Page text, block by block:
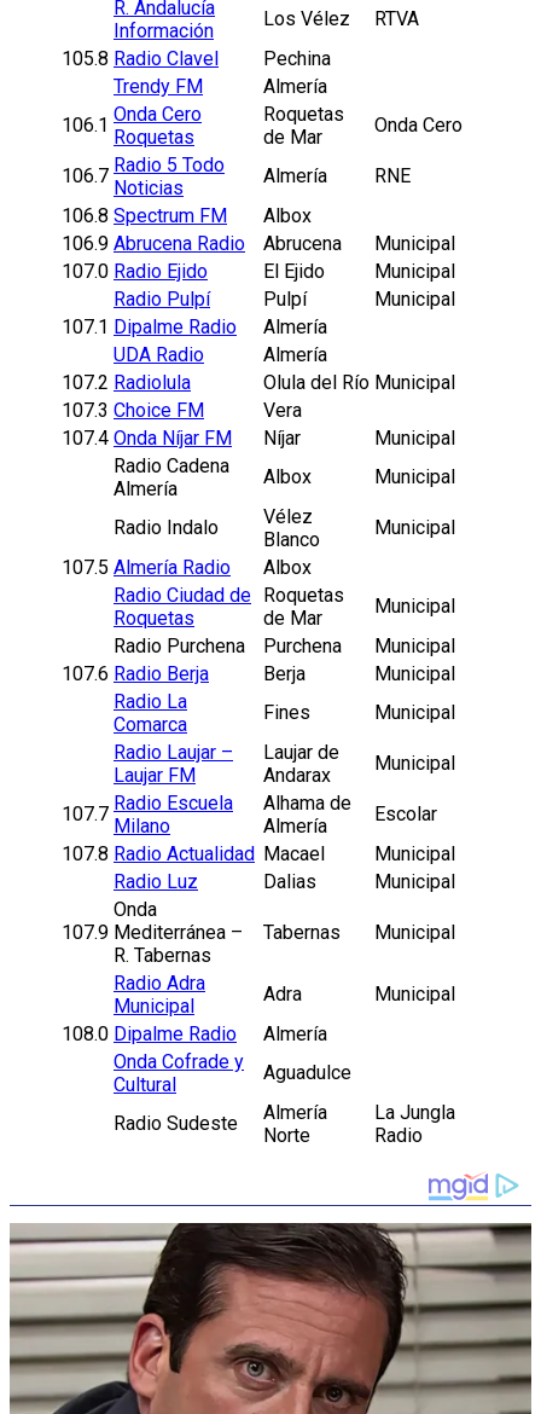
R. Andalucía
Información
Los Vélez
RTVA
105.8 Radio Clavel
Pechina
Trendy FM
Almería
106.1 Onda Cero
Roquetas
Roquetas
de Mar
Onda Cero
106.7 Radio 5 Todo
Noticias
Almería
RNE
106.8 Spectrum FM
Albox
106.9 Abrucena Radio Abrucena
Municipal
107.0 Radio Ejido El Ejido
Municipal
Radio Pulpí
Pulpí
Municipal
107.1 Dipalme Radio
Almería
UDA Radio
Almería
107.2 Radiolula Olula del Río Municipal
107.3 Choice FM
Vera
107.4 Onda Níjar FM Níjar
Municipal
Radio Cadena
Almería
Albox Municipal
Radio Indalo
Vélez
Blanco
Municipal
107.5 Almería Radio
Albox
Radio Ciudad de
Roquetas
Roquetas
de Mar
Municipal
Radio Purchena
Purchena
Municipal
107.6 Radio Berja Berja
Municipal
Radio La
Comarca
Fines
Municipal
Radio Laujar –
Laujar FM
Laujar de
Andarax
Municipal
107.7 Radio Escuela
Milano
Alhama de
Almería
Escolar
107.8 Radio Actualidad Macael
Municipal
Radio Luz
Dalias Municipal
107.9
Onda
Mediterránea –
R. Tabernas
Tabernas Municipal
Radio Adra
Municipal
Adra
Municipal
108.0 Dipalme Radio
Almería
Onda Cofrade y
Cultural
Aguadulce
Radio Sudeste
Almería
Norte
La Jungla
Radio